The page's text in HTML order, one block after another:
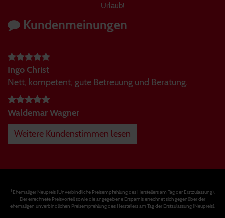
Urlaub!
Kundenmeinungen
Ingo Christ
Nett, kompetent, gute Betreuung und Beratung.
Waldemar Wagner
Weitere Kundenstimmen lesen
1Ehemaliger Neupreis (Unverbindliche Preisempfehlung des Herstellers am Tag der Erstzulassung).
Der errechnete Preisvorteil sowie die angegebene Ersparnis errechnet sich gegenüber der
ehemaligen unverbindlichen Preisempfehlung des Herstellers am Tag der Erstzulassung (Neupreis).